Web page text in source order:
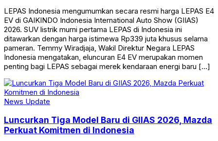
LEPAS Indonesia mengumumkan secara resmi harga LEPAS E4
EV di GAIKINDO Indonesia International Auto Show (GIIAS)
2026. SUV listrik murni pertama LEPAS di Indonesia ini
ditawarkan dengan harga istimewa Rp339 juta khusus selama
pameran. Temmy Wiradjaja, Wakil Direktur Negara LEPAS
Indonesia mengatakan, eluncuran E4 EV merupakan momen
penting bagi LEPAS sebagai merek kendaraan energi baru […]
News Update
Luncurkan Tiga Model Baru di GIIAS 2026, Mazda
Perkuat Komitmen di Indonesia